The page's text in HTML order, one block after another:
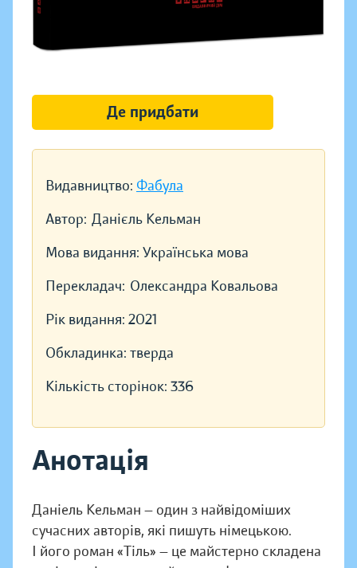
Видавництво: Фабула
Автор: Данієль Кельман
Мова видання: Українська мова
Перекладач: Олександра Ковальова
Рік видання: 2021
Обкладинка: тверда
Кількість сторінок: 336
Анотація
Даніель Кельман — один з найвідоміших
сучасних авторів, які пишуть німецькою.
І його роман «Тіль» — це майстерно складена
Де придбати